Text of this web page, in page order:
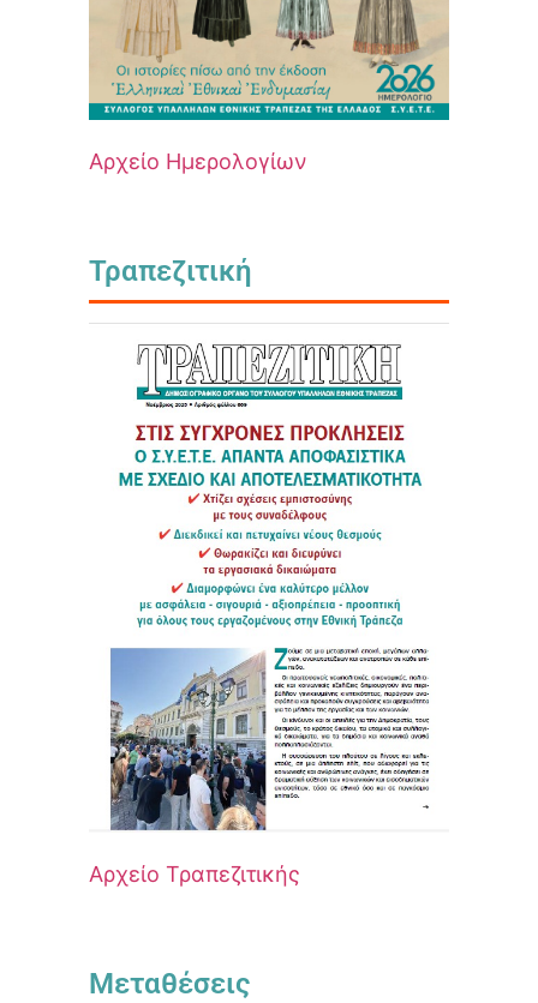
Αρχείο Ημερολογίων
Τραπεζιτική
Αρχείο Τραπεζιτικής
Μεταθέσεις